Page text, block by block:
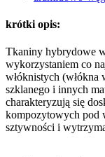
krótki opis:
Tkaniny hybrydowe
wykorzystaniem co
włóknistych (włókna
szklanego i innych
charakteryzują się
kompozytowych pod
sztywności i